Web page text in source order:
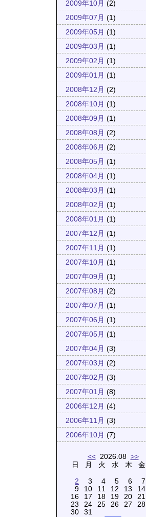
2009年10月 (2)
2009年07月 (1)
2009年05月 (1)
2009年03月 (1)
2009年02月 (1)
2009年01月 (1)
2008年12月 (2)
2008年10月 (1)
2008年09月 (1)
2008年08月 (2)
2008年06月 (2)
2008年05月 (1)
2008年04月 (1)
2008年03月 (1)
2008年02月 (1)
2008年01月 (1)
2007年12月 (1)
2007年11月 (1)
2007年10月 (1)
2007年09月 (1)
2007年08月 (2)
2007年07月 (1)
2007年06月 (1)
2007年05月 (1)
2007年04月 (3)
2007年03月 (2)
2007年02月 (3)
2007年01月 (8)
2006年12月 (4)
2006年11月 (3)
2006年10月 (7)
<<2026.08 >>
日
2
9
16
23
30
月
3
10
17
24
31
火
4
11
18
25
水
5
12
19
26
木
6
13
20
27
金
7
14
21
28